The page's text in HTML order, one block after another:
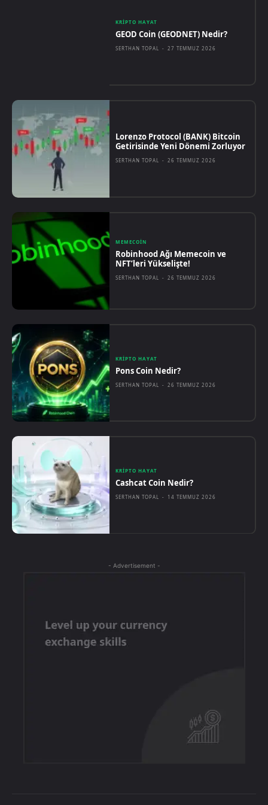
KRIPTO HAYAT
GEOD Coin (GEODNET) Nedir?
SERTHAN TOPAL - 27 TEMMUZ 2026
Lorenzo Protocol (BANK) Bitcoin
Getirisinde Yeni Dönemi Zorluyor
SERTHAN TOPAL - 26 TEMMUZ 2026
MEMECOIN
Robinhood Ağı Memecoin ve
NFT’leri Yükselişte!
SERTHAN TOPAL - 26 TEMMUZ 2026
KRIPTO HAYAT
Pons Coin Nedir?
SERTHAN TOPAL - 26 TEMMUZ 2026
KRIPTO HAYAT
Cashcat Coin Nedir?
SERTHAN TOPAL - 14 TEMMUZ 2026
- Advertisement -